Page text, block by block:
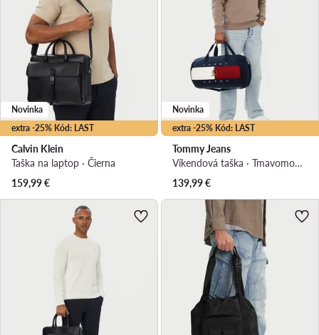
extra -25% Kód: LAST
Novinka
Calvin Klein
Taška na laptop · Čierna
159,99€
extra -25% Kód: LAST
Novinka
Tommy Jeans
Víkendová taška · Tmavomodrá
139,99€